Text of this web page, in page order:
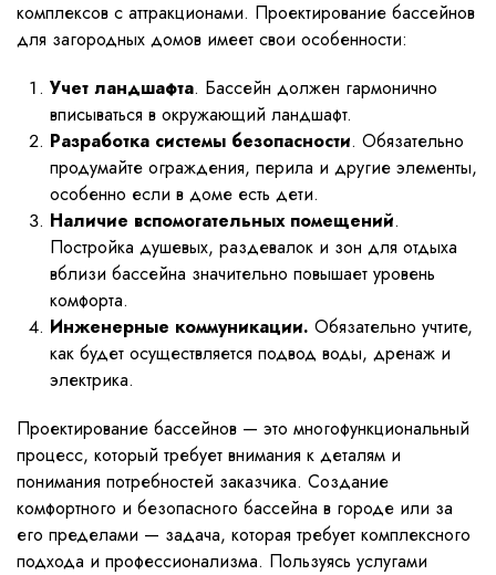
комплексов с аттракционами. Проектирование бассейнов
для загородных домов имеет свои особенности:
Учет ландшафта. Бассейн должен гармонично
вписываться в окружающий ландшафт.
Разработка системы безопасности. Обязательно
продумайте ограждения, перила и другие элементы,
особенно если в доме есть дети.
Наличие вспомогательных помещений.
Постройка душевых, раздевалок и зон для отдыха
вблизи бассейна значительно повышает уровень
комфорта.
Инженерные коммуникации. Обязательно учтите,
как будет осуществляется подвод воды, дренаж и
электрика.
Проектирование бассейнов — это многофункциональный
процесс, который требует внимания к деталям и
понимания потребностей заказчика. Создание
комфортного и безопасного бассейна в городе или за
его пределами — задача, которая требует комплексного
подхода и профессионализма. Пользуясь услугами